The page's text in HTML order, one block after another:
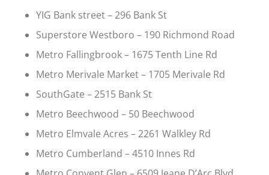
YIG Bank street – 296 Bank St
Superstore Westboro – 190 Richmond Road
Metro Fallingbrook – 1675 Tenth Line Rd
Metro Merivale Market – 1705 Merivale Rd
SouthGate – 2515 Bank St
Metro Beechwood – 50 Beechwood
Metro Elmvale Acres – 2261 Walkley Rd
Metro Cumberland – 4510 Innes Rd